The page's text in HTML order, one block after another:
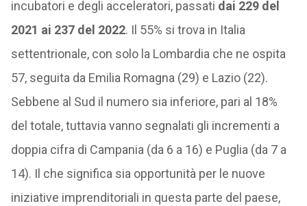
incubatori e degli acceleratori, passati dai 229 del
2021 ai 237 del 2022. Il 55% si trova in Italia
settentrionale, con solo la Lombardia che ne ospita
57, seguita da Emilia Romagna (29) e Lazio (22).
Sebbene al Sud il numero sia inferiore, pari al 18%
del totale, tuttavia vanno segnalati gli incrementi a
doppia cifra di Campania (da 6 a 16) e Puglia (da 7 a
14). Il che significa sia opportunità per le nuove
iniziative imprenditoriali in questa parte del paese,